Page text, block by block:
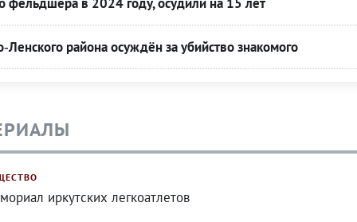
района осуждён за убийство знакомого
иркутских легкоатлетов